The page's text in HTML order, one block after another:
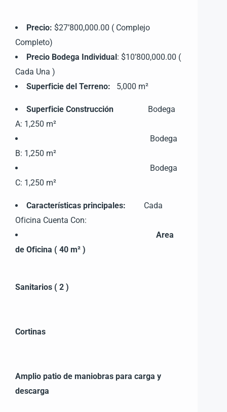
Precio: $27’800,000.00 ( Complejo
Completo)
Precio Bodega Individual: $10’800,000.00 (
Cada Una )
Superficie del Terreno: 5,000 m²
Superficie Construcción
Bodega
A: 1,250 m²
Bodega
B: 1,250 m²
Bodega
C: 1,250 m²
Características principales: Cada
Oficina Cuenta Con:
Area
de Oficina ( 40 m² )
Sanitarios ( 2 )
Cortinas
Amplio patio de maniobras para carga y
descarga